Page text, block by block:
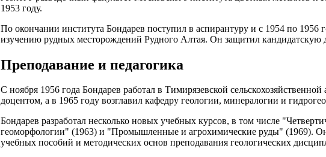
1953 году.
По окончании института Бондарев поступил в аспирантуру и с 1954 по 1956
изучению рудных месторождений Рудного Алтая. Он защитил кандидатскую
Преподавание и педагогика
С ноября 1956 года Бондарев работал в Тимирязевской
доцентом, а в 1965 году возглавил кафедру геологии, минералогии и
Бондарев разработал несколько новых учебных курсов, в том числе
геоморфологии" (1963) и "Промышленные и агрохимические руды" (1969).
учебных пособий и методических основ преподавания геологических